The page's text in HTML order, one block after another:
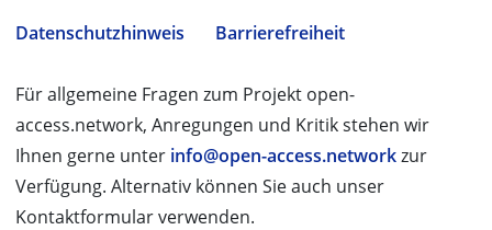
Datenschutzhinweis
Barrierefreiheit
Für allgemeine Fragen zum Projekt open-
access.network, Anregungen und Kritik stehen wir
Ihnen gerne unter info@open-access.networkzur
Verfügung. Alternativ können Sie auch unser
Kontaktformular verwenden.